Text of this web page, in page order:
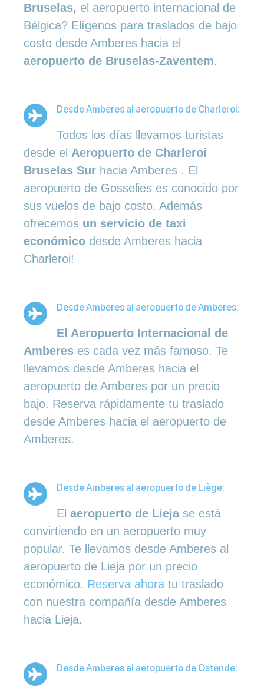
Bruselas, el aeropuerto internacional de
Bélgica? Elígenos para traslados de bajo
costo desde Amberes hacia el
aeropuerto de Bruselas-Zaventem.
Desde Amberes al aeropuerto de Charleroi:
Todos los días llevamos turistas
desde el Aeropuerto de Charleroi
Bruselas Sur hacia Amberes . El
aeropuerto de Gosselies es conocido por
sus vuelos de bajo costo. Además
ofrecemos un servicio de taxi
económico desde Amberes hacia
Charleroi!
Desde Amberes al aeropuerto de Amberes:
El Aeropuerto Internacional de
Amberes es cada vez más famoso. Te
llevamos desde Amberes hacia el
aeropuerto de Amberes por un precio
bajo. Reserva rápidamente tu traslado
desde Amberes hacia el aeropuerto de
Amberes.
Desde Amberes al aeropuerto de Liège:
El aeropuerto de Liejase está
convirtiendo en un aeropuerto muy
popular. Te llevamos desde Amberes al
aeropuerto de Lieja por un precio
económico. Reserva ahora tu traslado
con nuestra compañía desde Amberes
hacia Lieja.
Desde Amberes al aeropuerto de Ostende: